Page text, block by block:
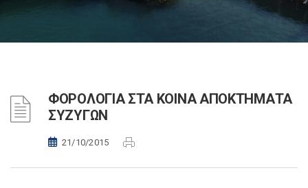
ΦΟΡΟΛΟΓΙΑ ΣΤΑ ΚΟΙΝΑ ΑΠΟΚΤΗΜΑΤΑ
ΣΥΖΥΓΩΝ
21/10/2015